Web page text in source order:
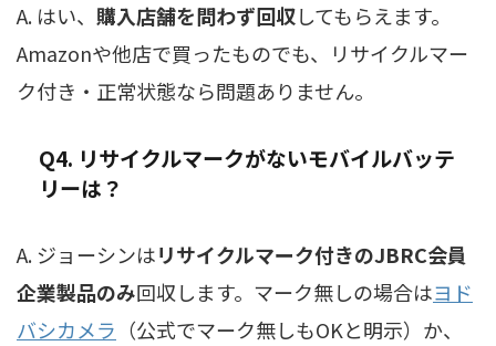
A. はい、 購入店舗を問わず回収してもらえます。
Amazonや他店で買ったものでも、リサイクルマー
ク付き・正常状態なら問題ありません。
Q4. リサイクルマークがないモバイルバッテ
リーは？
A. ジョーシンはリサイクルマーク付きのJBRC会員
企業製品のみ回収します。マーク無しの場合はヨド
バシカメラ （公式でマーク無しもOKと明示）か、